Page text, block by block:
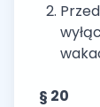
§ 20